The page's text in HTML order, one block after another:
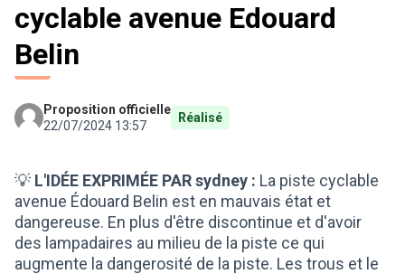
cyclable avenue Edouard
Belin
Proposition officielle
22/07/2024 13:57
Réalisé
💡 L'IDÉE EXPRIMÉE PAR sydney : La piste cyclable
avenue Édouard Belin est en mauvais état et
dangereuse. En plus d'être discontinue et d'avoir
des lampadaires au milieu de la piste ce qui
augmente la dangerosité de la piste. Les trous et le